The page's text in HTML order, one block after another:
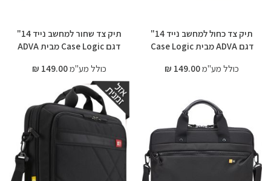
תיק צד כחול למחשב נייד 14"
דגם ADVA מבית Case Logic
כולל מע"מ149.00 ₪
תיק צד שחור למחשב נייד 14"
דגם Case Logic מבית ADVA
כולל מע"מ149.00 ₪